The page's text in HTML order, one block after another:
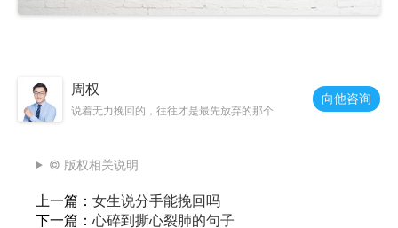
周权
说着无力挽回的，往往才是最先放弃的那个
向他咨询
© 版权相关说明
上一篇： 女生说分手能挽回吗
下一篇： 心碎到撕心裂肺的句子